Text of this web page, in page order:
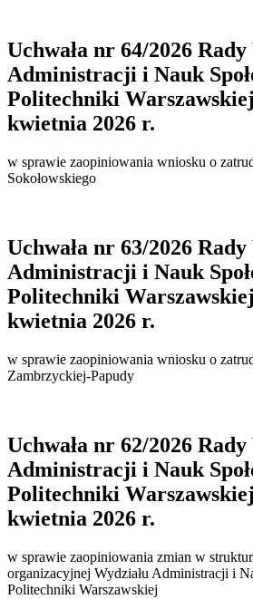
Uchwała nr 64/2026 Rady
Administracji i Nauk
Politechniki
kwietnia 2026 r.
w sprawie zaopiniowania wniosku o
Sokołowskiego
Uchwała nr 63/2026 Rady
Administracji i Nauk
Politechniki
kwietnia 2026 r.
w sprawie zaopiniowania wniosku o
Zambrzyckiej-Papudy
Uchwała nr 62/2026 Rady
Administracji i Nauk
Politechniki
kwietnia 2026 r.
w sprawie zaopiniowania zmian w
organizacyjnej Wydziału Administracji i
Politechniki Warszawskiej